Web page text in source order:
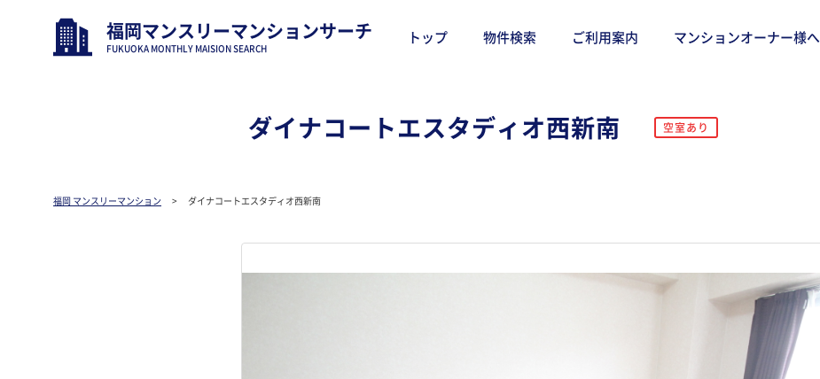
福岡マンスリーマンションサーチ
FUKUOKA MONTHLY MAISION SEARCH
トップ 物件検索 ご利用案内 マンションオーナー様へ
ダイナコートエスタディオ西新南 空室あり
福岡 マンスリーマンション ダイナコートエスタディオ西新南